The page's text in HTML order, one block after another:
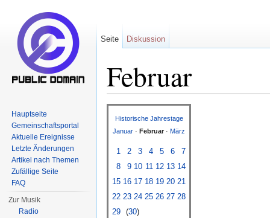
Februar
Historische Jahrestage
Januar · Februar · März
1 2 3 4 5 6
7
8
9 10 11 12 13 14
15 16 17 18 19 20 21
22 23 24 25 26 27 28
29 (30)
Seite Diskussion
Hauptseite
Gemeinschaftsportal
Aktuelle Ereignisse
Letzte Änderungen
Artikel nach Themen
Zufällige Seite
FAQ
Zur Musik
Radio